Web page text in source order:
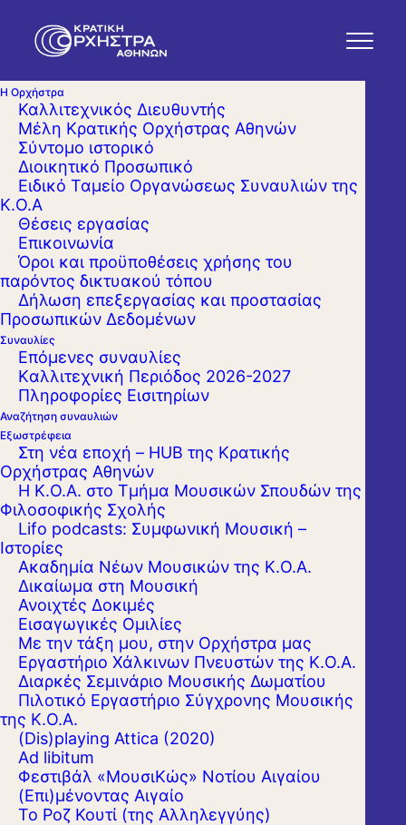
Η Ορχήστρα
Καλλιτεχνικός Διευθυντής
Μέλη Κρατικής Ορχήστρας Αθηνών
Σύντομο ιστορικό
Διοικητικό Προσωπικό
Ειδικό Ταμείο Οργανώσεως Συναυλιών της
Κ.Ο.Α
Θέσεις εργασίας
Επικοινωνία
Όροι και προϋποθέσεις χρήσης του
παρόντος δικτυακού τόπου
Δήλωση επεξεργασίας και προστασίας
Προσωπικών Δεδομένων
Συναυλίες
Επόμενες συναυλίες
Kαλλιτεχνική Περιόδος 2026-2027
Πληροφορίες Εισιτηρίων
Αναζήτηση συναυλιών
Εξωστρέφεια
Στη νέα εποχή – HUB της Κρατικής
Ορχήστρας Αθηνών
Η Κ.Ο.Α. στο Τμήμα Μουσικών Σπουδών της
Φιλοσοφικής Σχολής
Lifo podcasts: Συμφωνική Μουσική –
Ιστορίες
Ακαδημία Νέων Μουσικών της Κ.Ο.Α.
Δικαίωμα στη Μουσική
Ανοιχτές Δοκιμές
Εισαγωγικές Ομιλίες
Με την τάξη μου, στην Ορχήστρα μας
Εργαστήριo Χάλκινων Πνευστών της Κ.Ο.Α.
Διαρκές Σεμινάριο Μουσικής Δωματίου
Πιλοτικό Εργαστήριο Σύγχρονης Μουσικής
της Κ.Ο.Α.
(Dis)playing Attica (2020)
Ad libitum
Φεστιβάλ «ΜουσιΚώς» Νοτίου Αιγαίου
(Επι)μένοντας Αιγαίο
Το Ροζ Κουτί (της Αλληλεγγύης)